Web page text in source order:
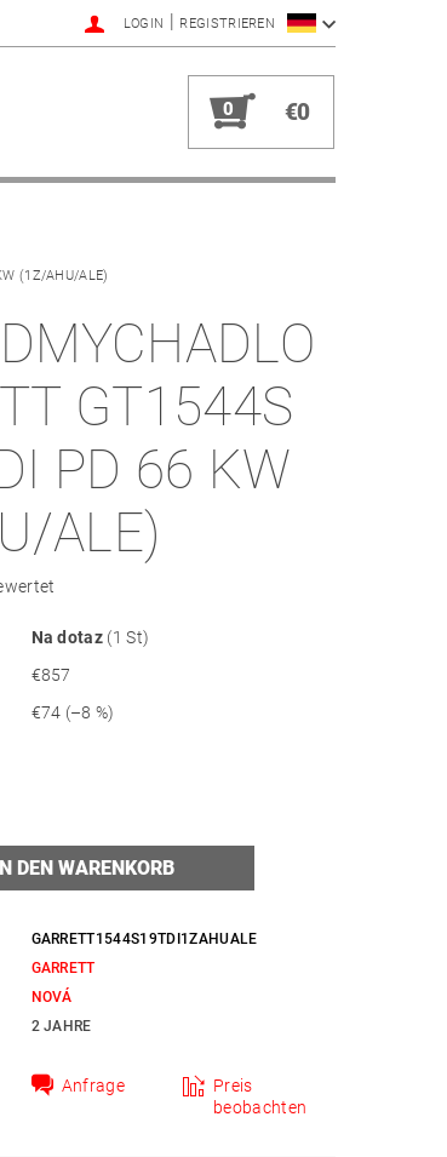
LOGIN | REGISTRIEREN
0 €0
(1Z/AHU/ALE)
GT1544S
PD 66 KW
ALE)
Na dotaz (1 St)
€857
€74 (–8 %)
GARRETT1544S19TDI1ZAHUALE
GARRETT
NOVÁ
2 JAHRE
Anfrage
Preis
beobachten